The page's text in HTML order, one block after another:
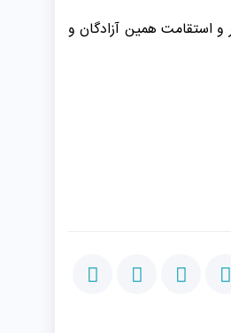
و استقامت همین آزادگان و